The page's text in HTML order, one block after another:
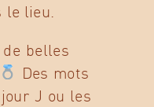
lieu.
de belles
Des mots
J ou les